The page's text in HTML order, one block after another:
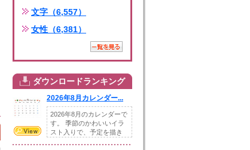
文字（6,557）
女性（6,381）
ダウンロードランキング
2026年8月カレンダー...
2026年8月のカレンダーで
す。 季節のかわいいイラ
スト入りで、予定を描き